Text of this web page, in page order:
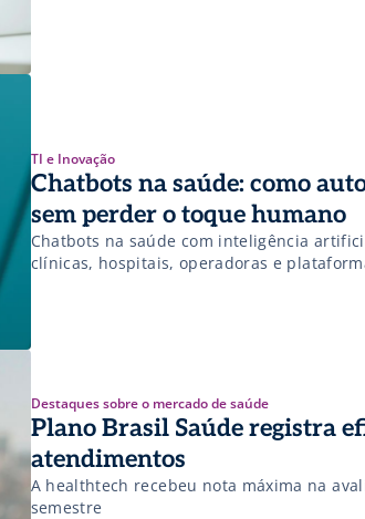
TI e Inovação
Chatbots na saúde: como
sem perder o toque humano
Chatbots na saúde com inteligência
clínicas, hospitais, operadoras e
Destaques sobre o mercado de saúde
Plano Brasil Saúde registra
atendimentos
A healthtech recebeu nota máxima na
semestre